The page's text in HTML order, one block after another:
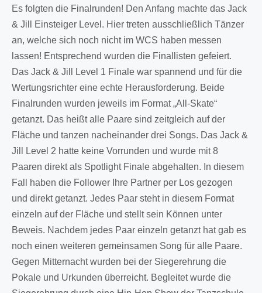
Es folgten die Finalrunden! Den Anfang machte das Jack
& Jill Einsteiger Level. Hier treten ausschließlich Tänzer
an, welche sich noch nicht im WCS haben messen
lassen! Entsprechend wurden die Finallisten gefeiert.
Das Jack & Jill Level 1 Finale war spannend und für die
Wertungsrichter eine echte Herausforderung. Beide
Finalrunden wurden jeweils im Format „All-Skate“
getanzt. Das heißt alle Paare sind zeitgleich auf der
Fläche und tanzen nacheinander drei Songs. Das Jack &
Jill Level 2 hatte keine Vorrunden und wurde mit 8
Paaren direkt als Spotlight Finale abgehalten. In diesem
Fall haben die Follower Ihre Partner per Los gezogen
und direkt getanzt. Jedes Paar steht in diesem Format
einzeln auf der Fläche und stellt sein Können unter
Beweis. Nachdem jedes Paar einzeln getanzt hat gab es
noch einen weiteren gemeinsamen Song für alle Paare.
Gegen Mitternacht wurden bei der Siegerehrung die
Pokale und Urkunden überreicht. Begleitet wurde die